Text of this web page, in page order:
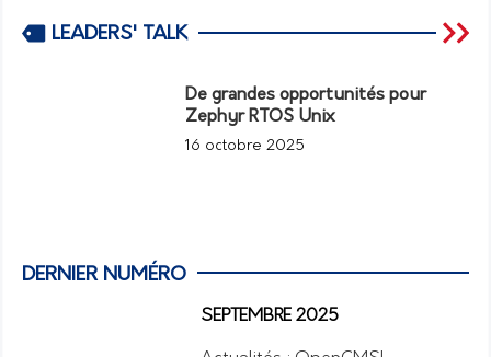
LEADERS' TALK
De grandes opportunités pour
Zephyr RTOS Unix
16 octobre 2025
DERNIER NUMÉRO
SEPTEMBRE 2025